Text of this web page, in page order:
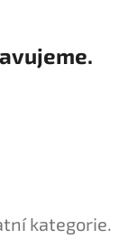
kategorie.